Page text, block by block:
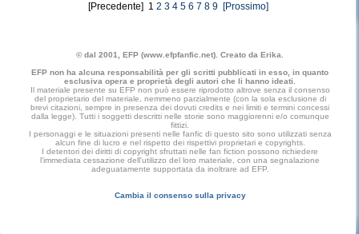
[Precedente] 1 2 3 4 5 6 7 8 9 [Prossimo]
© dal 2001, EFP (www.efpfanfic.net). Creato da Erika.
EFP non ha alcuna responsabilità per gli scritti pubblicati in esso, in quanto
esclusiva opera e proprietà degli autori che li hanno ideati.
Il materiale presente su EFP non può essere riprodotto altrove senza il consenso
del proprietario del materiale, nemmeno parzialmente (con la sola esclusione di
brevi citazioni, sempre in presenza dei dovuti credits e nei limiti e termini concessi
dalla legge). Tutti i soggetti descritti nelle storie sono maggiorenni e/o comunque
fittizi.
I personaggi e le situazioni presenti nelle fanfic di questo sito sono utilizzati senza
alcun fine di lucro e nel rispetto dei rispettivi proprietari e copyrights.
I detentori dei diritti di copyright sfruttati nelle fan fiction possono richiedere
l'immediata cessazione dell'utilizzo del loro materiale, con una segnalazione
adeguatamente supportata da inoltrare ad EFP.
Cambia il consenso sulla privacy